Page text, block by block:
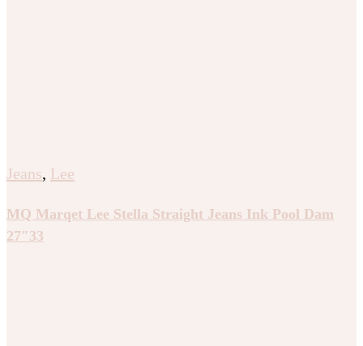
Jeans, Lee
MQ Marqet Lee Stella Straight Jeans Ink Pool Dam
27″33